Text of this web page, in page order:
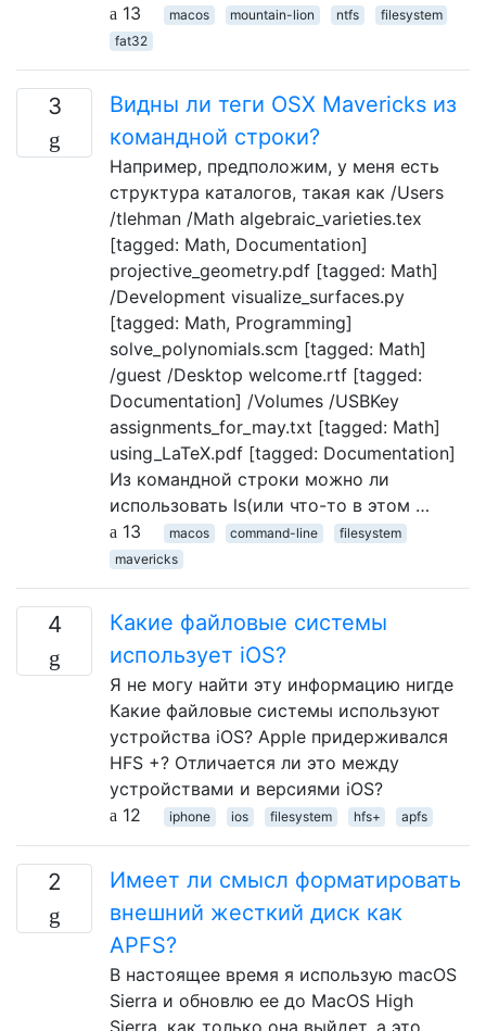
13
macos mountain-lion ntfs
filesystem
fat32
3
Видны ли теги OSX Mavericks из
командной строки?
Например, предположим, у меня есть
структура каталогов, такая как /Users
/tlehman /Math algebraic_varieties.tex
[tagged: Math, Documentation]
projective_geometry.pdf [tagged: Math]
/Development visualize_surfaces.py
[tagged: Math, Programming]
solve_polynomials.scm [tagged: Math]
/guest /Desktop welcome.rtf [tagged:
Documentation] /Volumes /USBKey
assignments_for_may.txt [tagged: Math]
using_LaTeX.pdf [tagged: Documentation]
Из командной строки можно ли
использовать ls(или что-то в этом …
13
macos command-line
filesystem
mavericks
4
Какие файловые системы
использует iOS?
Я не могу найти эту информацию нигде
Какие файловые системы используют
устройства iOS? Apple придерживался
HFS +? Отличается ли это между
устройствами и версиями iOS?
12
iphone ios filesystem hfs+ apfs
2
Имеет ли смысл форматировать
внешний жесткий диск как
APFS?
В настоящее время я использую macOS
Sierra и обновлю ее до MacOS High
Sierra, как только она выйдет, а это